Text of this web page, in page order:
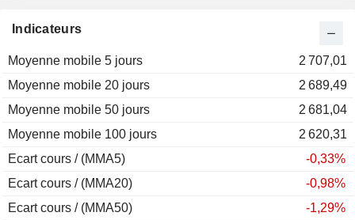
Indicateurs
Moyenne mobile 5 jours
2 707,01
Moyenne mobile 20 jours
2 689,49
Moyenne mobile 50 jours
2 681,04
Moyenne mobile 100 jours
2 620,31
Ecart cours / (MMA5)
-0,33%
Ecart cours / (MMA20)
-0,98%
Ecart cours / (MMA50)
-1,29%
2012
2011
-18,58%
2010
+33,23%
2009
+32,54%
2008
-50,52%
2007
2006
2005